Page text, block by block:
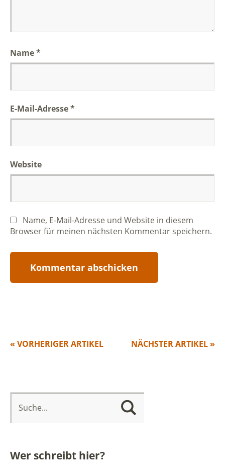
Name*
E-Mail-Adresse*
Website
Name, E-Mail-Adresse und Website in diesem
Browser für meinen nächsten Kommentar speichern.
NÄCHSTER ARTIKEL »
« VORHERIGER ARTIKEL
Wer schreibt hier?